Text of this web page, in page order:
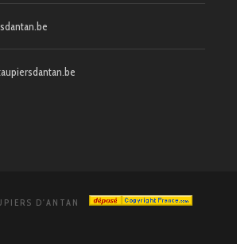
D'ANTAN